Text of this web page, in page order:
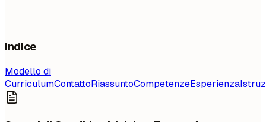
Indice
Modello di
CurriculumContattoRiassuntoCompetenzeEsperienza